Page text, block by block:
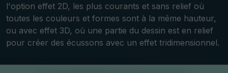
l'option effet 2D, les plus courants et sans relief où
toutes les couleurs et formes sont à la même hauteur,
ou avec effet 3D, où une partie du dessin est en relief
pour créer des écussons avec un effet tridimensionnel.